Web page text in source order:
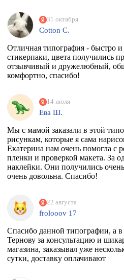
31 октября
Cotton C.
Отличная типография - быстро и
стикерпаки, цвета получились
отзывчивый и дружелюбный,
комфортно, спасибо!
14 июля
Ева Ш.
Мы с мамой заказали в этой
рисункам, которые я сама
Екатерина нам очень помогла с
пленки и проверкой макета. За
наклейки. Они получились
очень довольна. Спасибо!
22 августа
frolooov 17
Спасибо данной типографии, а
Тернову за консультацию и
магазина, заказывал уже
сутки, доставку оплачивают